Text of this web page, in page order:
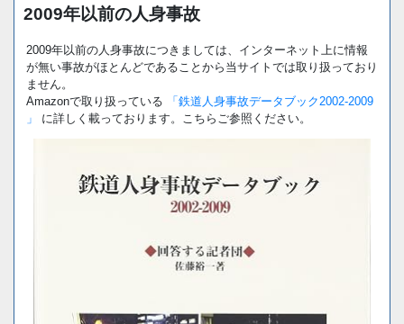
2009年以前の人身事故
2009年以前の人身事故につきましては、インターネット上に情報
が無い事故がほとんどであることから当サイトでは取り扱っており
ません。
Amazonで取り扱っている
「鉄道人身事故データブック2002-2009
」
に詳しく載っております。こちらご参照ください。